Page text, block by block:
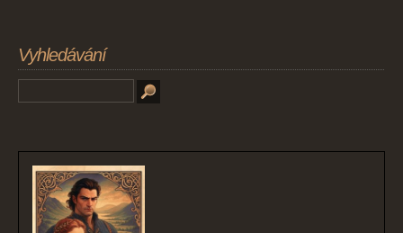
Vyhledávání